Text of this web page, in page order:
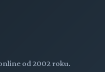
od 2002 roku.